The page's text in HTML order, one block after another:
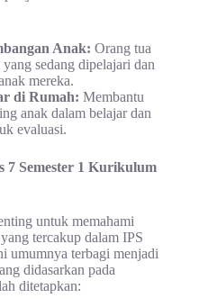
Anak: Orang tua
sedang dipelajari dan
mereka.
di Rumah: Membantu
anak dalam belajar dan
evaluasi.
7 Semester 1 Kurikulum
untuk memahami
tercakup dalam IPS
umumnya terbagi menjadi
didasarkan pada
ditetapkan: